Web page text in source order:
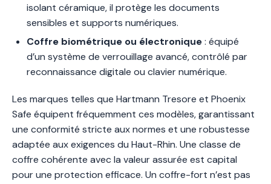
isolant céramique, il protège les documents
sensibles et supports numériques.
Coffre biométrique ou électronique: équipé
d’un système de verrouillage avancé, contrôlé par
reconnaissance digitale ou clavier numérique.
Les marques telles que Hartmann Tresore et Phoenix
Safe équipent fréquemment ces modèles, garantissant
une conformité stricte aux normes et une robustesse
adaptée aux exigences du Haut-Rhin. Une classe de
coffre cohérente avec la valeur assurée est capital
pour une protection efficace. Un coffre-fort n’est pas